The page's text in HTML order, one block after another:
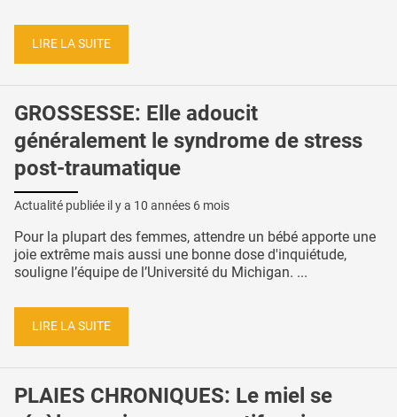
LIRE LA SUITE
GROSSESSE: Elle adoucit
généralement le syndrome de stress
post-traumatique
Actualité publiée il y a 10 années 6 mois
Pour la plupart des femmes, attendre un bébé apporte une
joie extrême mais aussi une bonne dose d'inquiétude,
souligne l’équipe de l’Université du Michigan. ...
LIRE LA SUITE
PLAIES CHRONIQUES: Le miel se